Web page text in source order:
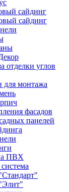
сайдинг
сайдинг
отделки углов
для монтажа
фасадов
панелей
ПВХ